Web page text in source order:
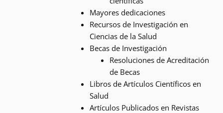
Mayores dedicaciones
Recursos de Investigación en
Ciencias de la Salud
Becas de Investigación
Resoluciones de Acreditación
de Becas
Libros de Artículos Científicos en
Salud
Artículos Publicados en Revistas